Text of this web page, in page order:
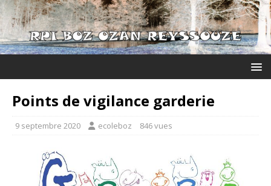
Points de vigilance garderie
9 septembre 2020 ecoleboz 846 vues